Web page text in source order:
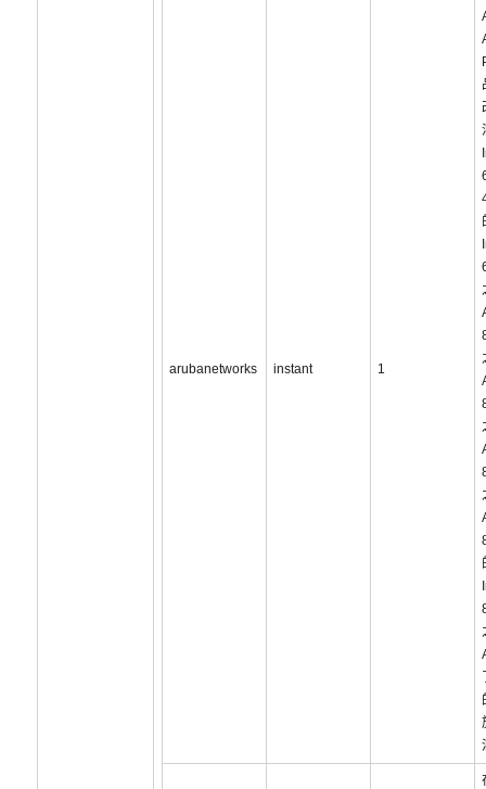
arubanetworks instant 1